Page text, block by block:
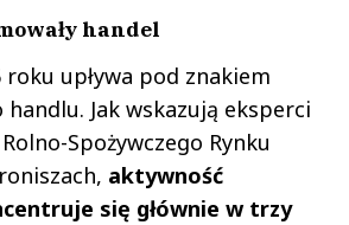
handel
roku upływa pod znakiem
Jak wskazują eksperci
Spożywczego Rynku
aktywność
się głównie w trzy